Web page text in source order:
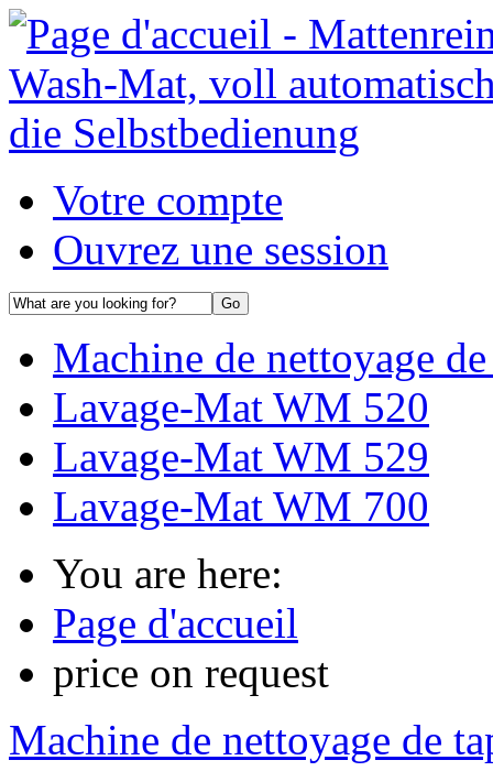
Votre compte
Ouvrez une session
Machine de nettoyage
Lavage-Mat WM 520
Lavage-Mat WM 529
Lavage-Mat WM 700
You are here:
Page d'accueil
price on request
Machine de nettoyage de